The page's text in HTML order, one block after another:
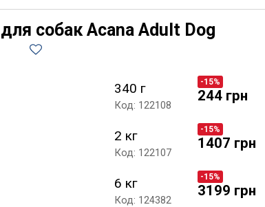
собак Acana Adult Dog
340 г
Код: 122108
-15%
244 грн
2 кг
Код: 122107
-15%
1407 грн
6 кг
Код: 124382
-15%
3199 грн